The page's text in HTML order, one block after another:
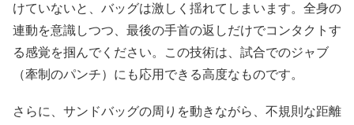
けていないと、バッグは激しく揺れてしまいます。全身の
連動を意識しつつ、最後の手首の返しだけでコンタクトす
る感覚を掴んでください。この技術は、試合でのジャブ
（牽制のパンチ）にも応用できる高度なものです。
さらに、サンドバッグの周りを動きながら、不規則な距離